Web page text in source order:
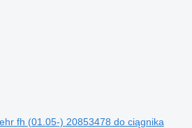
fh (01.05-) 20853478 do ciągnika